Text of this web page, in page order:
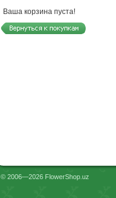
Ваша корзина пуста!
© 2006—2026 FlowerShop.uz